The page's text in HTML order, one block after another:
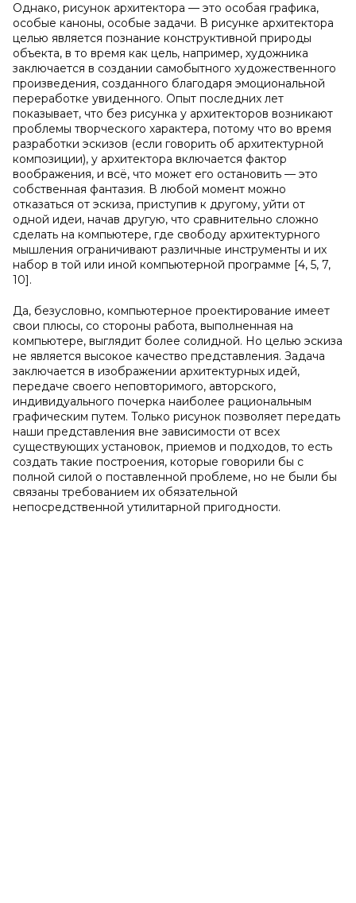
Однако, рисунок архитектора — это особая графика,
особые каноны, особые задачи. В рисунке архитектора
целью является познание конструктивной природы
объекта, в то время как цель, например, художника
заключается в создании самобытного художественного
произведения, созданного благодаря эмоциональной
переработке увиденного. Опыт последних лет
показывает, что без рисунка у архитекторов возникают
проблемы творческого характера, потому что во время
разработки эскизов (если говорить об архитектурной
композиции), у архитектора включается фактор
воображения, и всё, что может его остановить — это
собственная фантазия. В любой момент можно
отказаться от эскиза, приступив к другому, уйти от
одной идеи, начав другую, что сравнительно сложно
сделать на компьютере, где свободу архитектурного
мышления ограничивают различные инструменты и их
набор в той или иной компьютерной программе [4, 5, 7,
10].
Да, безусловно, компьютерное проектирование имеет
свои плюсы, со стороны работа, выполненная на
компьютере, выглядит более солидной. Но целью эскиза
не является высокое качество представления. Задача
заключается в изображении архитектурных идей,
передаче своего неповторимого, авторского,
индивидуального почерка наиболее рациональным
графическим путем. Только рисунок позволяет передать
наши представления вне зависимости от всех
существующих установок, приемов и подходов, то есть
создать такие построения, которые говорили бы с
полной силой о поставленной проблеме, но не были бы
связаны требованием их обязательной
непосредственной утилитарной пригодности.